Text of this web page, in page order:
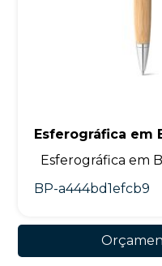
Esferográfica em
Esferográfica em
BP-a444bd1efcb9